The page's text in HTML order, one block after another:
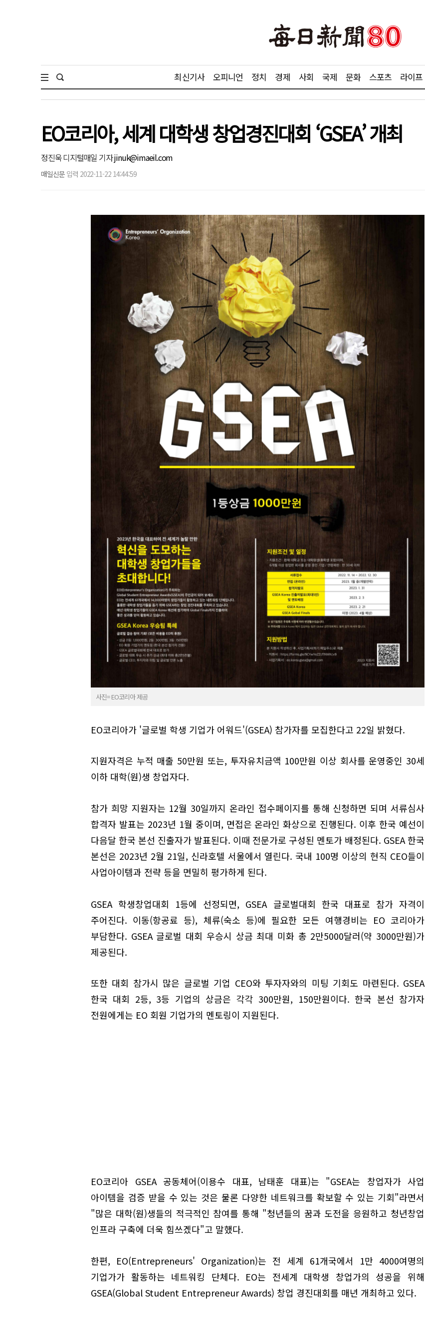
최신기사 오피니언 정치 경제 사회 국제 문화 스포츠 라이프
EO코리아, 세계 대학생 창업경진대회 ‘GSEA’ 개최
정진욱 디지털매일 기자jinuk@imaeil.com
매일신문 입력 2022-11-22 14:44:59
사진= EO코리아 제공
EO코리아가 '글로벌 학생 기업가 어워드'(GSEA) 참가자를 모집한다고 22일 밝혔다.
지원자격은 누적 매출 50만원 또는, 투자유치금액 100만원 이상 회사를 운영중인 30세
이하 대학(원)생 창업자다.
참가 희망 지원자는 12월 30일까지 온라인 접수페이지를 통해 신청하면 되며 서류심사
합격자 발표는 2023년 1월 중이며, 면접은 온라인 화상으로 진행된다. 이후 한국 예선이
다음달 한국 본선 진출자가 발표된다. 이때 전문가로 구성된 멘토가 배정된다. GSEA 한국
본선은 2023년 2월 21일, 신라호텔 서울에서 열린다. 국내 100명 이상의 현직 CEO들이
사업아이템과 전략 등을 면밀히 평가하게 된다.
GSEA 학생창업대회 1등에 선정되면, GSEA 글로벌대회 한국 대표로 참가 자격이
주어진다. 이동(항공료 등), 체류(숙소 등)에 필요한 모든 여행경비는 EO 코리아가
부담한다. GSEA 글로벌 대회 우승시 상금 최대 미화 총 2만5000달러(약 3000만원)가
제공된다.
또한 대회 참가시 많은 글로벌 기업 CEO와 투자자와의 미팅 기회도 마련된다. GSEA
한국 대회 2등, 3등 기업의 상금은 각각 300만원, 150만원이다. 한국 본선 참가자
전원에게는 EO 회원 기업가의 멘토링이 지원된다.
EO코리아 GSEA 공동체어(이용수 대표, 남태훈 대표)는 "GSEA는 창업자가 사업
아이템을 검증 받을 수 있는 것은 물론 다양한 네트워크를 확보할 수 있는 기회"라면서
"많은 대학(원)생들의 적극적인 참여를 통해 "청년들의 꿈과 도전을 응원하고 청년창업
인프라 구축에 더욱 힘쓰겠다"고 말했다.
한편, EO(Entrepreneurs' Organization)는 전 세계 61개국에서 1만 4000여명의
기업가가 활동하는 네트워킹 단체다. EO는 전세계 대학생 창업가의 성공을 위해
GSEA(Global Student Entrepreneur Awards) 창업 경진대회를 매년 개최하고 있다.